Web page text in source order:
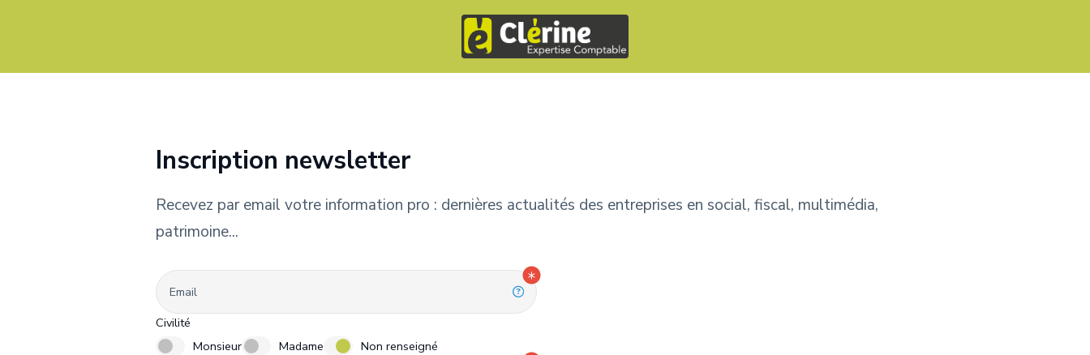
Inscription newsletter
Recevez par email votre information pro : dernières actualités des entreprises en social, fiscal, multimédia,
patrimoine...
Email
Monsieur Madame Non renseigné
Civilité